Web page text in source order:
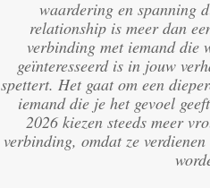
waardering en spanning
relationship is meer dan
verbinding met iemand die
geïnteresseerd is in jouw
spettert. Het gaat om een
iemand die je het gevoel
2026 kiezen steeds meer
verbinding, omdat ze